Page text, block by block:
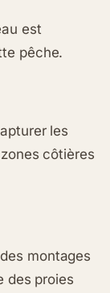
est
pêche.
les
côtières
montages
des proies